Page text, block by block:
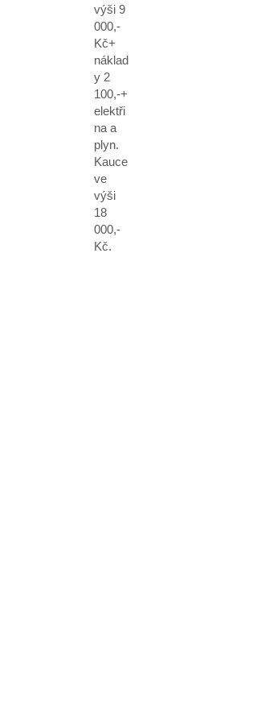
výši 9
000,-
Kč+
náklad
y 2
100,-+
elektři
na a
plyn.
Kauce
ve
výši
18
000,-
Kč.